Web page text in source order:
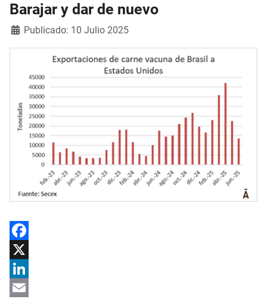
Barajar y dar de nuevo
Detalles
Publicado: 10 Julio 2025
Facebook
X
LinkedIn